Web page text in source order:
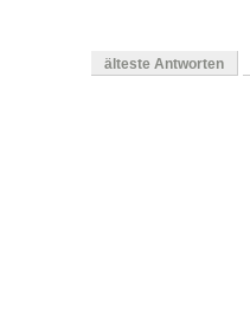
älteste Antworten